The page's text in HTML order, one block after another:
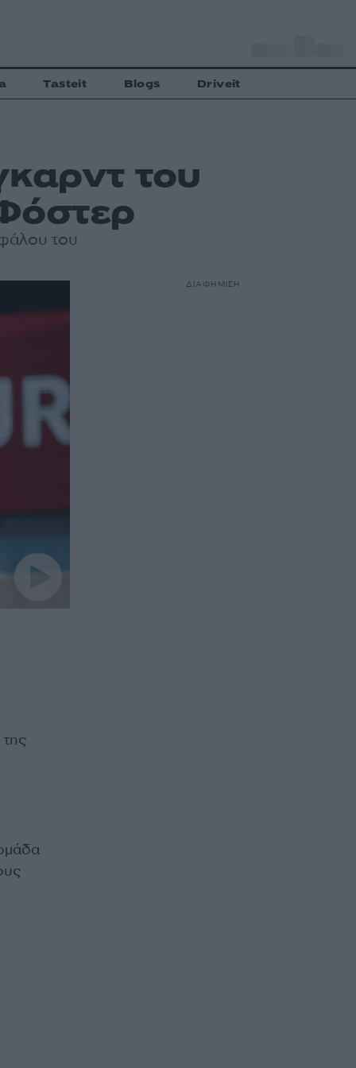
Tasteit Blogs Driveit
του
του
ΔΙΑΦΗΜΙΣΗ